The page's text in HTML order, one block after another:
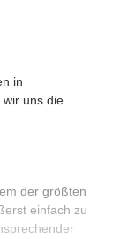
in
wir uns die
der größten
einfach zu